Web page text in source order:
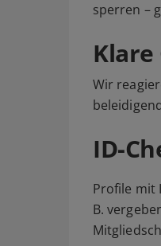
sperren –
Wir
ID-
Profile mit
B.